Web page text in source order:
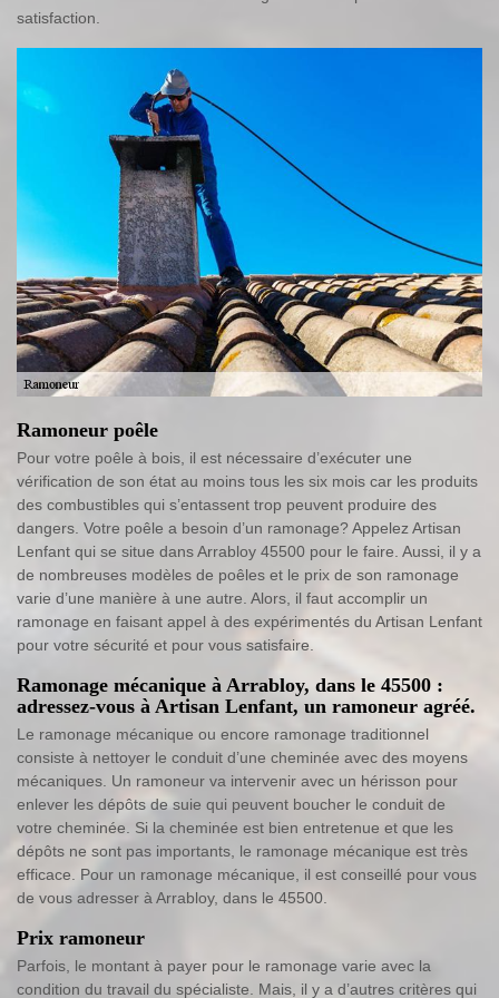
satisfaction.
Ramoneur poêle
Pour votre poêle à bois, il est nécessaire d’exécuter une
vérification de son état au moins tous les six mois car les produits
des combustibles qui s’entassent trop peuvent produire des
dangers. Votre poêle a besoin d’un ramonage? Appelez Artisan
Lenfant qui se situe dans Arrabloy 45500 pour le faire. Aussi, il y a
de nombreuses modèles de poêles et le prix de son ramonage
varie d’une manière à une autre. Alors, il faut accomplir un
ramonage en faisant appel à des expérimentés du Artisan Lenfant
pour votre sécurité et pour vous satisfaire.
Ramonage mécanique à Arrabloy, dans le 45500 :
adressez-vous à Artisan Lenfant, un ramoneur agréé.
Le ramonage mécanique ou encore ramonage traditionnel
consiste à nettoyer le conduit d’une cheminée avec des moyens
mécaniques. Un ramoneur va intervenir avec un hérisson pour
enlever les dépôts de suie qui peuvent boucher le conduit de
votre cheminée. Si la cheminée est bien entretenue et que les
dépôts ne sont pas importants, le ramonage mécanique est très
efficace. Pour un ramonage mécanique, il est conseillé pour vous
de vous adresser à Arrabloy, dans le 45500.
Prix ramoneur
Parfois, le montant à payer pour le ramonage varie avec la
condition du travail du spécialiste. Mais, il y a d’autres critères qui